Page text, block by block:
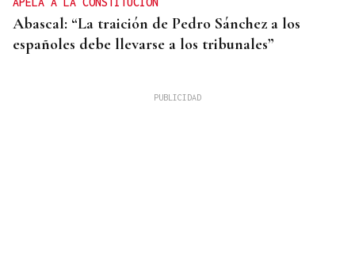
Abascal: “La traición de Pedro Sánchez a los
españoles debe llevarse a los tribunales”